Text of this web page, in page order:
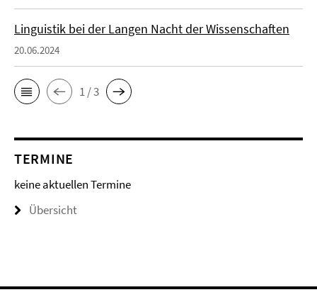
Linguistik bei der Langen Nacht der Wissenschaften
20.06.2024
1 / 3
TERMINE
keine aktuellen Termine
Übersicht